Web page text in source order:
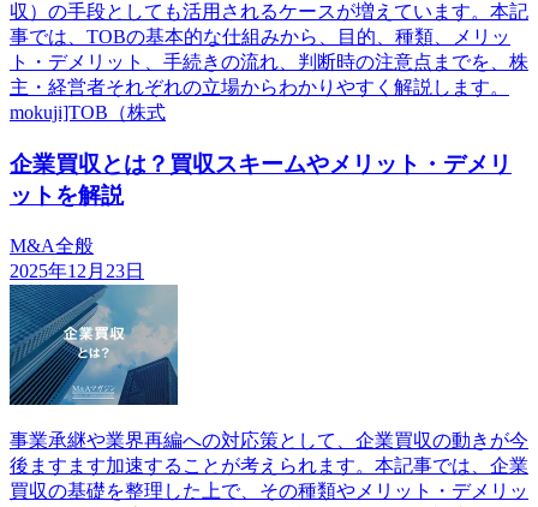
収）の手段としても活用されるケースが増えています。本記
事では、TOBの基本的な仕組みから、目的、種類、メリッ
ト・デメリット、手続きの流れ、判断時の注意点までを、株
主・経営者それぞれの立場からわかりやすく解説します。
mokuji]TOB（株式
企業買収とは？買収スキームやメリット・デメリ
ットを解説
M&A全般
2025年12月23日
事業承継や業界再編への対応策として、企業買収の動きが今
後ますます加速することが考えられます。本記事では、企業
買収の基礎を整理した上で、その種類やメリット・デメリッ